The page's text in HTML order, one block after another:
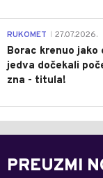
RUKOMET 27.07.2026.
Borac krenuo
jedva dočekali
zna - titula!
PREUZMI